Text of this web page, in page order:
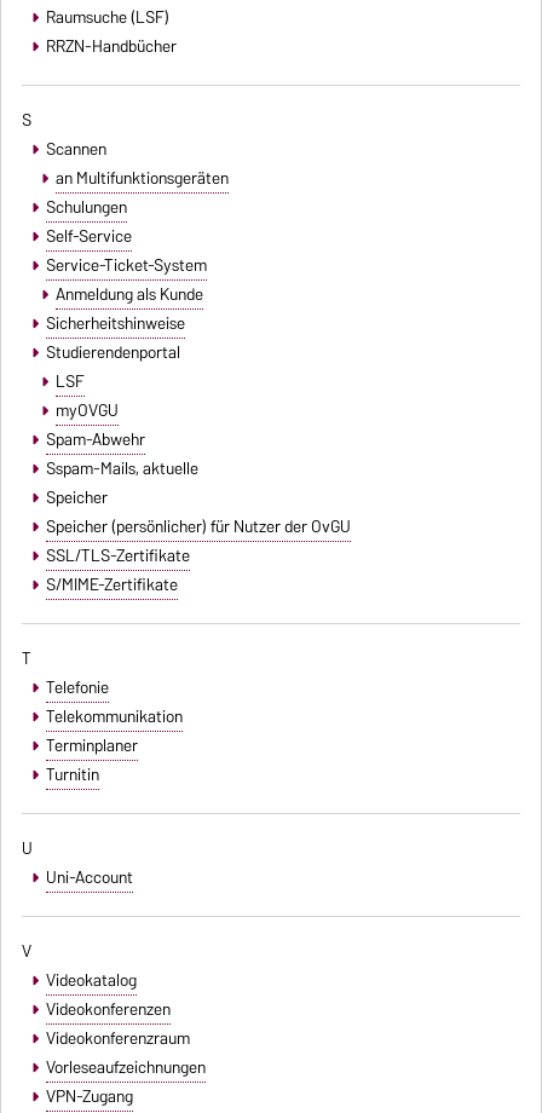
Raumsuche (LSF)
RRZN-Handbücher
S
Scannen
an Multifunktionsgeräten
Schulungen
Self-Service
Service-Ticket-System
Anmeldung als Kunde
Sicherheitshinweise
Studierendenportal
LSF
myOVGU
Spam-Abwehr
Sspam-Mails, aktuelle
Speicher
Speicher (persönlicher) für Nutzer der OvGU
SSL/TLS-Zertifikate
S/MIME-Zertifikate
T
Telefonie
Telekommunikation
Terminplaner
Turnitin
U
Uni-Account
V
Videokatalog
Videokonferenzen
Videokonferenzraum
Vorleseaufzeichnungen
VPN-Zugang